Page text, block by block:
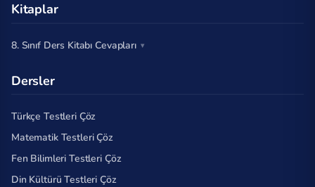
Kitaplar
8. Sınıf Ders Kitabı Cevapları
Dersler
Türkçe Testleri Çöz
Matematik Testleri Çöz
Fen Bilimleri Testleri Çöz
Din Kültürü Testleri Çöz